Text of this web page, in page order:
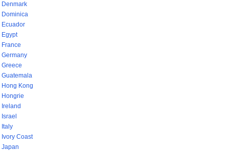
Denmark
Dominica
Ecuador
Egypt
France
Germany
Greece
Guatemala
Hong Kong
Hongrie
Ireland
Israel
Italy
Ivory Coast
Japan